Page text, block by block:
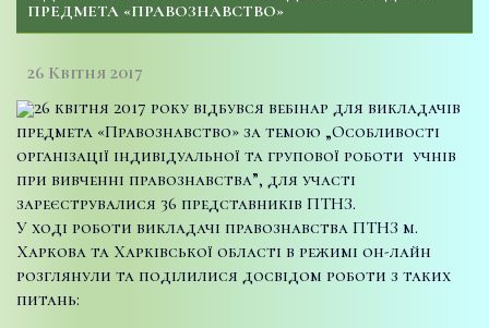
ПРЕДМЕТА «ПРАВОЗНАВСТВО»
26 Квітня 2017
26 квітня 2017 року відбувся вебінар для викладачів
предмета «Правознавство» за темою „Особливості
організації індивідуальної та групової роботи учнів
при вивченні правознавства”, для участі
зареєструвалися 36 представників ПТНЗ.
У ході роботи викладачі правознавства ПТНЗ м.
Харкова та Харківської області в режимі он-лайн
розглянули та поділилися досвідом роботи з таких
питань: